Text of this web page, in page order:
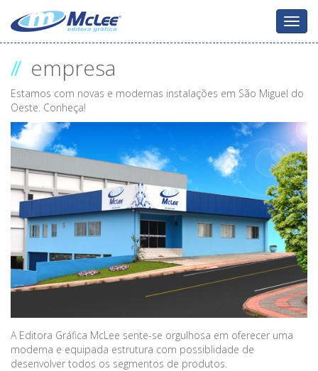
Menu
// empresa
Estamos com novas e modernas instalações em São Miguel do
Oeste. Conheça!
A Editora Gráfica McLee sente-se orgulhosa em oferecer uma
moderna e equipada estrutura com possiblidade de
desenvolver todos os segmentos de produtos.